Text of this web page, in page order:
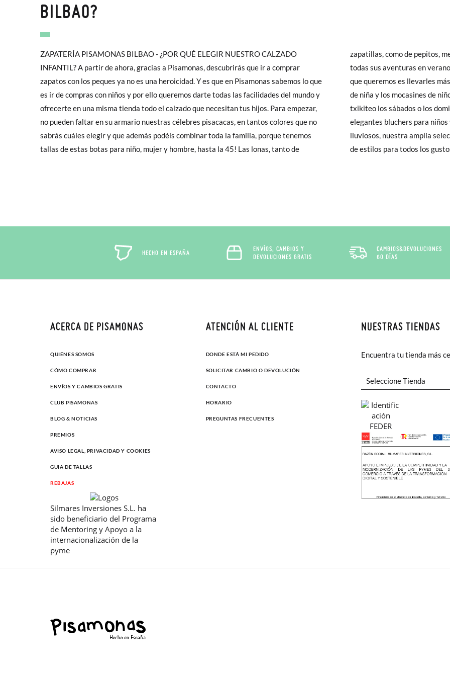
BILBAO?
ZAPATERÍA PISAMONAS BILBAO - ¿POR QUÉ ELEGIR NUESTRO CALZADO
INFANTIL? A partir de ahora, gracias a Pisamonas, descubrirás que ir a comprar
zapatos con los peques ya no es una heroicidad. Y es que en Pisamonas sabemos lo que
es ir de compras con niños y por ello queremos darte todas las facilidades del mundo y
ofrecerte en una misma tienda todo el calzado que necesitan tus hijos. Para empezar,
no pueden faltar en su armario nuestras célebres pisacacas, en tantos colores que no
sabrás cuáles elegir y que además podéis combinar toda la familia, porque tenemos
tallas de estas botas para niño, mujer y hombre, hasta la 45! Las lonas, tanto de
zapatillas, como de pepitos, merceditas o náuticos, son lo que necesitan tus hijos para
todas sus aventuras en verano, con Semana Grande y Gargantúa incluidos. Pero si lo
que queremos es llevarles más arregladitos en estas fechas especiales, las bailarinas
de niña y los mocasines de niño se convertirán en tus mejores aliados. Para ir de
txikiteo los sábados o los domingos, nada como tener siempre a mano unos cómodos y
elegantes bluchers para niños y para niñas. Y para hacer frente a los días más fríos y
lluviosos, nuestra amplia selección de botas de agua es lo que necesitas, con un montón
de estilos para todos los
HECHO EN ESPAÑA
ENVÍOS, CAMBIOS Y
DEVOLUCIONES GRATIS
CAMBIOS&DEVOLUCIONES
60 DÍAS
ACERCA DE PISAMONAS
QUIÉNES SOMOS
CÓMO COMPRAR
ENVÍOS Y CAMBIOS GRATIS
CLUB PISAMONAS
BLOG & NOTICIAS
PREMIOS
AVISO LEGAL, PRIVACIDAD Y COOKIES
GUIA DE TALLAS
REBAJAS
Silmares Inversiones S.L. ha
sido beneficiario del Programa
de Mentoring y Apoyo a la
internacionalización de la
pyme
ATENCIÓN AL CLIENTE
DONDE ESTÁ MI PEDIDO
SOLICITAR CAMBIO O DEVOLUCIÓN
CONTACTO
HORARIO
PREGUNTAS FRECUENTES
NUESTRAS TIENDAS
Encuentra tu tienda más